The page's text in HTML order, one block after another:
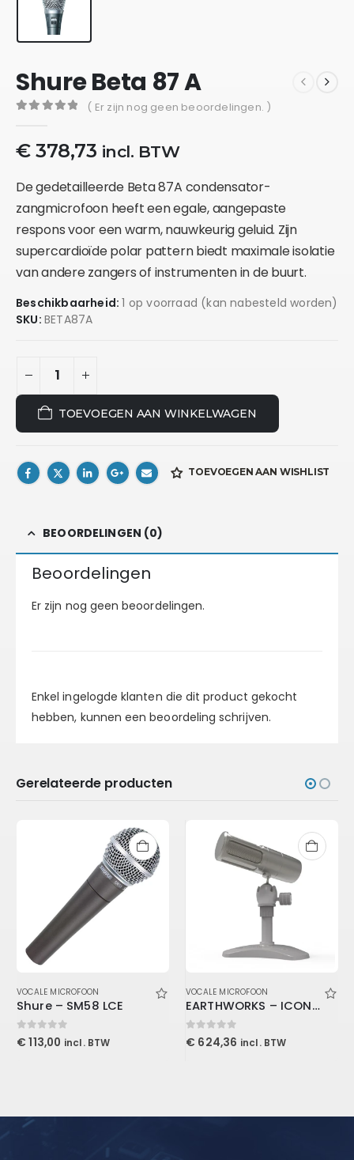
Shure Beta 87 A
( Er zijn nog geen beoordelingen. )
€378,73 incl. BTW
De gedetailleerde Beta 87A condensator-
zangmicrofoon heeft een egale, aangepaste
respons voor een warm, nauwkeurig geluid. Zijn
supercardioïde polar pattern biedt maximale isolatie
van andere zangers of instrumenten in de buurt.
Beschikbaarheid:1 op voorraad (kan nabesteld worden)
SKU: BETA87A
TOEVOEGEN AAN WINKELWAGEN
TOEVOEGEN AAN WISHLIST
BEOORDELINGEN (0)
Beoordelingen
Er zijn nog geen beoordelingen.
Enkel ingelogde klanten die dit product gekocht
hebben, kunnen een beoordeling schrijven.
Gerelateerde producten
VOCALE MICROFOON
Shure – SM58 LCE
0out of 5
€ 113,00 incl. BTW
VOCALE MICROFOON
EARTHWORKS – ICON (usb)
0out of 5
€ 624,36 incl. BTW